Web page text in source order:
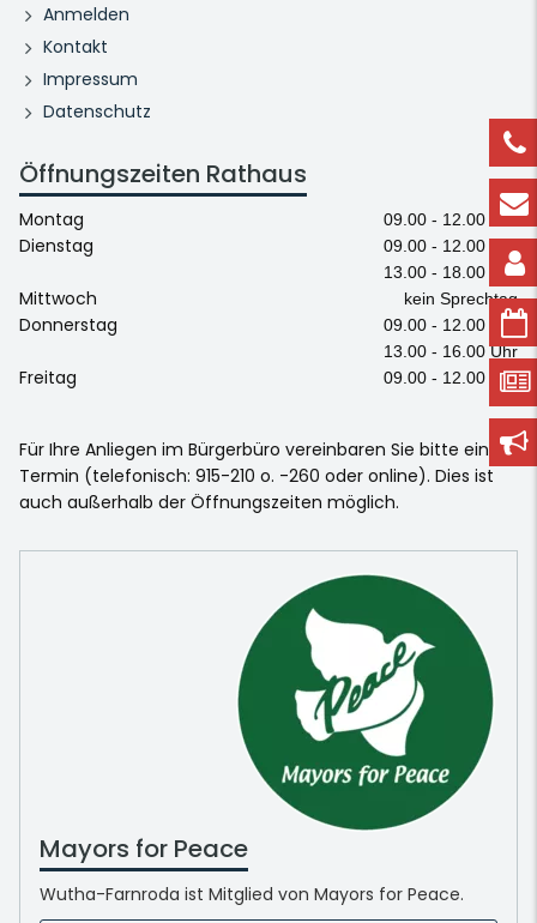
Anmelden
Kontakt
Impressum
Datenschutz
Öffnungszeiten Rathaus
Montag 09.00 - 12.00 Uhr
Dienstag
09.00 - 12.00 Uhr
13.00 - 18.00 Uhr
Mittwoch kein Sprechtag
Donnerstag
09.00 - 12.00 Uhr
13.00 - 16.00 Uhr
Freitag 09.00 - 12.00 Uhr
Für Ihre Anliegen im Bürgerbüro vereinbaren Sie bitte einen
Termin (telefonisch: 915-210 o. -260 oder online). Dies ist
auch außerhalb der Öffnungszeiten möglich.
Mayors for Peace
Wutha-Farnroda ist Mitglied von Mayors for Peace.